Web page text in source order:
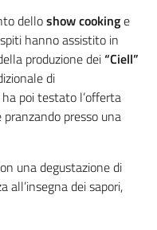
delloshow cookinge
hanno assistito in
produzione dei“Ciell”
di
poi testato l’offerta
presso una
una degustazione di
all’insegna dei sapori,